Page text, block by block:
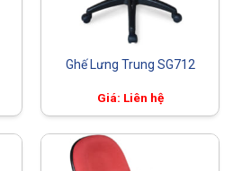
Ghế Lưng Trung SG712
Giá: Liên hệ